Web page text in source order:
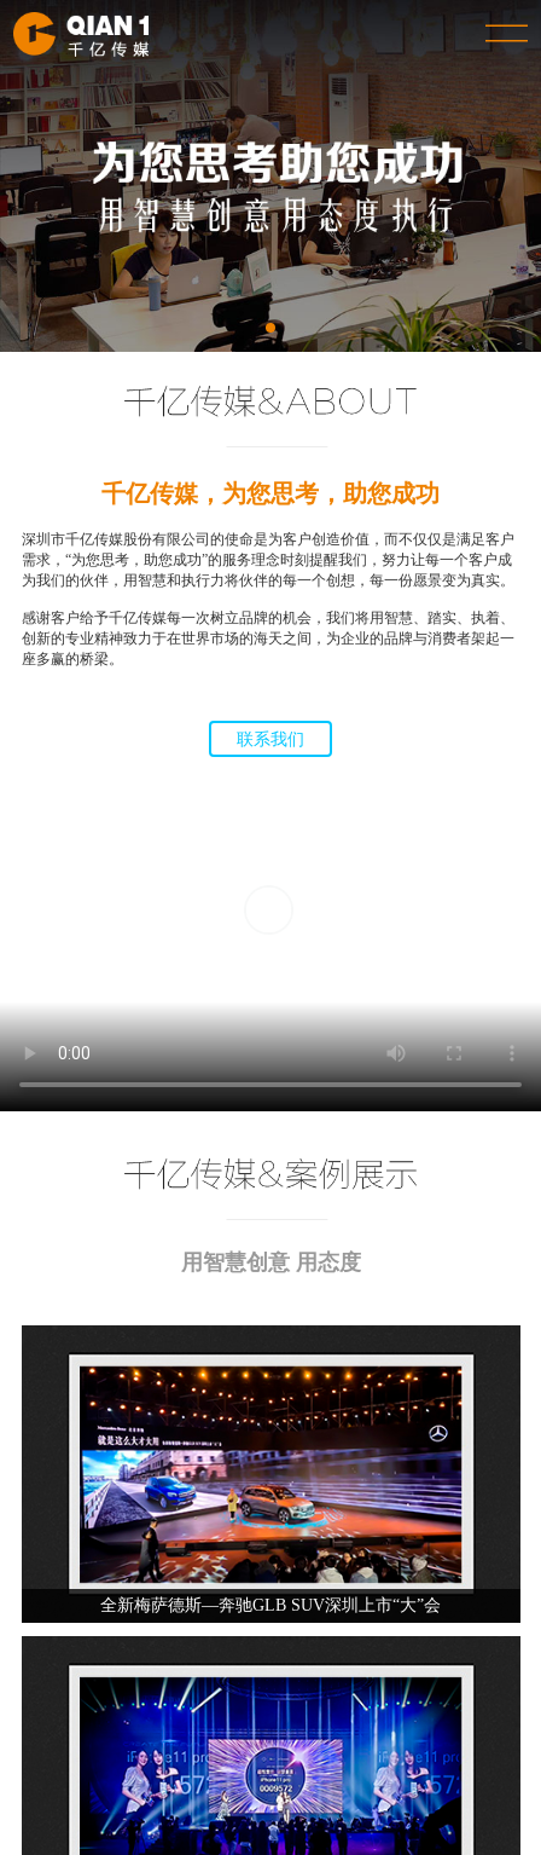
千亿传媒，为您思考，助您成功
深圳市千亿传媒股份有限公司的使命是为客户创造价值，而不仅仅是满足客户
需求，“为您思考，助您成功”的服务理念时刻提醒我们，努力让每一个客户成
为我们的伙伴，用智慧和执行力将伙伴的每一个创想，每一份愿景变为真实。
感谢客户给予千亿传媒每一次树立品牌的机会，我们将用智慧、踏实、执着、
创新的专业精神致力于在世界市场的海天之间，为企业的品牌与消费者架起一
座多赢的桥梁。
联系我们
用智慧创意 用态度
全新梅萨德斯—奔驰GLB SUV深圳上市“大”会